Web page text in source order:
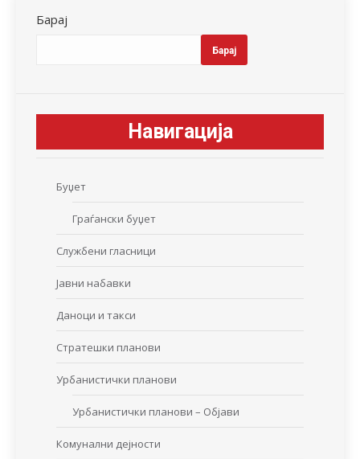
Барај
Барај
Навигација
Буџет
Граѓански буџет
Службени гласници
Јавни набавки
Даноци и такси
Стратешки планови
Урбанистички планови
Урбанистички планови – Објави
Комунални дејности